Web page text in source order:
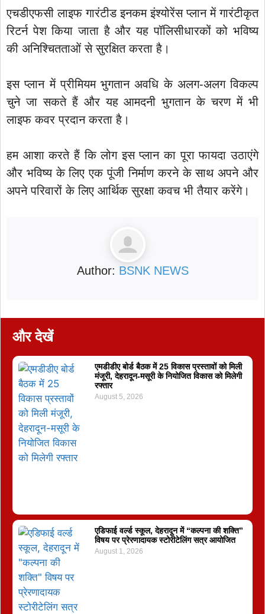
एचडीएफसी लाइफ गारंटीड इनकम इंश्योरेंस प्लान में गारंटीकृत
रिटर्न पेश किया जाता है और यह पॉलिसीधारकों को भविष्य
की अनिश्चितताओं से सुरक्षित करता है।
इस प्लान में प्रीमियम भुगतान अवधि के अलग-अलग विकल्प
चुने जा सकते हैं और यह आमदनी भुगतान के चरण में भी
लाइफ कवर प्रदान करता है।
हम आशा करते हैं कि लोग इस प्लान का पूरा फायदा उठाएंगे
और भविष्य के लिए एक पूंजी निर्माण करने के साथ अपने और
अपने परिवारों के लिए आर्थिक सुरक्षा कवच भी तैयार करेंगे।
Author: BSNK NEWS
और देखें
एमडीडीए बोर्ड बैठक में 25 विकास प्रस्तावों को मिली
मंजूरी, देहरादून-मसूरी के नियोजित विकास को मिलेगी
रफ्तार
August 5, 2026
एडिफाई वर्ल्ड स्कूल, देहरादून में “कल्पना की शक्ति”
विषय पर प्रेरणादायक स्टोरीटेलिंग सत्र आयोजित
August 1, 2026